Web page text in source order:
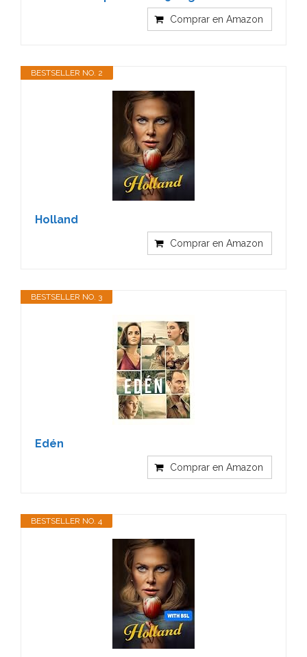
Comprar en Amazon
BESTSELLER NO. 2
Holland
Comprar en Amazon
BESTSELLER NO. 3
Edén
Comprar en Amazon
BESTSELLER NO. 4